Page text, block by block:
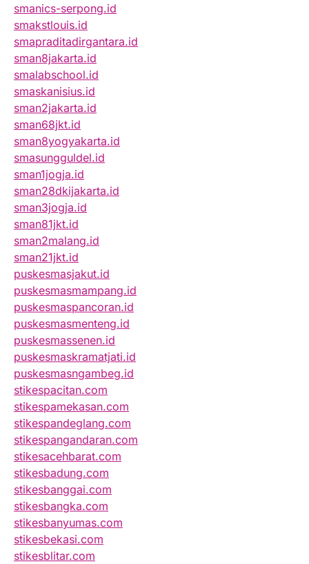
smanics-serpong.id
smakstlouis.id
smapraditadirgantara.id
sman8jakarta.id
smalabschool.id
smaskanisius.id
sman2jakarta.id
sman68jkt.id
sman8yogyakarta.id
smasungguldel.id
sman1jogja.id
sman28dkijakarta.id
sman3jogja.id
sman81jkt.id
sman2malang.id
sman21jkt.id
puskesmasjakut.id
puskesmasmampang.id
puskesmaspancoran.id
puskesmasmenteng.id
puskesmassenen.id
puskesmaskramatjati.id
puskesmasngambeg.id
stikespacitan.com
stikespamekasan.com
stikespandeglang.com
stikespangandaran.com
stikesacehbarat.com
stikesbadung.com
stikesbanggai.com
stikesbangka.com
stikesbanyumas.com
stikesbekasi.com
stikesblitar.com